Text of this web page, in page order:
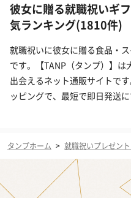
彼女に贈る就職祝いギ
気ランキング(1810件)
就職祝いに彼女に贈る食品・
です。【TANP（タンプ）】
出会えるネット通販サイトで
ッピングで、最短で即日発送に
タンプホーム > 就職祝いプレゼン